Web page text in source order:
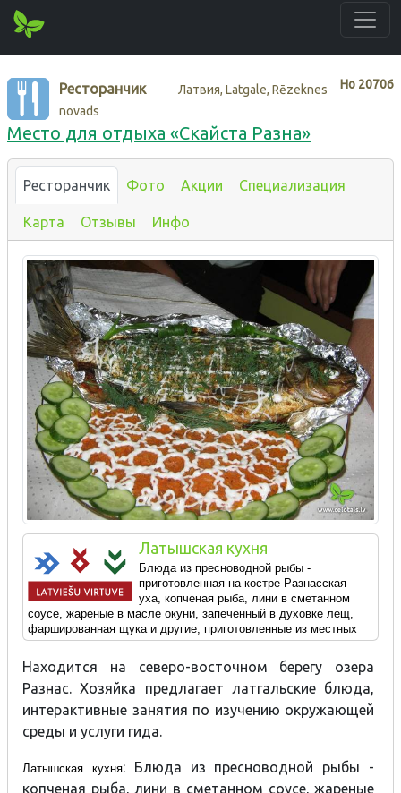
Нo 20706
Ресторанчик
Латвия, Latgale, Rēzeknes
novads
Место для отдыха «Скайста Разна»
Ресторанчик Фото Акции Специализация
Карта Отзывы Инфо
Латышская кухня
Блюда из пресноводной рыбы -
приготовленная на костре Разнасская
уха, копченая рыба, лини в сметанном
соусе, жареные в масле окуни, запеченный в духовке лещ,
фаршированная щука и другие, приготовленные из местных
продуктов блюда.
Находится на северо-восточном берегу озера
Разнас. Хозяйка предлагает латгальские блюда,
интерактивные занятия по изучению окружающей
среды и услуги гида.
Латышская кухня: Блюда из пресноводной рыбы -
копченая рыба, лини в сметанном соусе, жареные